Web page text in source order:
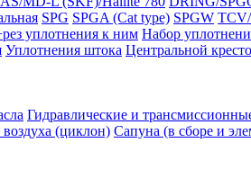
SPG SPGA (Cat type) SPGW
уплотнения к ним Набор
Уплотнения штока Центральной
Гидравлические и
(циклон) Сапуна (в сборе и